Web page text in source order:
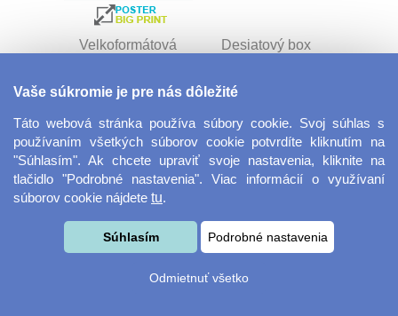
Velkoformátová
Desiatový box
Kovový dávkovač na
Obrus ​​125 x 75 cm
Vaše súkromie je pre nás dôležité
Táto webová stránka používa súbory cookie. Svoj súhlas s
používaním všetkých súborov cookie potvrdíte kliknutím na
"Súhlasím". Ak chcete upraviť svoje nastavenia, kliknite na
tlačidlo "Podrobné nastavenia". Viac informácií o využívaní
súborov cookie nájdete tu.
Súhlasím Podrobné nastavenia
Odmietnuť všetko